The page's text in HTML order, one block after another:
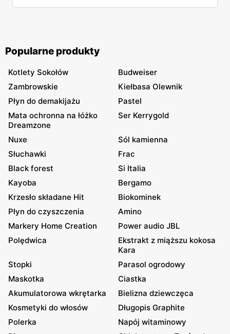
kupić w niskiej cenie w jednym ze znanych marketów
Popularne produkty
Kotlety Sokołów
Budweiser
Zambrowskie
Kiełbasa Olewnik
Płyn do demakijażu
Pastel
Mata ochronna na łóżko
Dreamzone
Ser Kerrygold
Nuxe
Sól kamienna
Słuchawki
Frac
Black forest
Si Italia
Kayoba
Bergamo
Krzesło składane Hit
Biokominek
Płyn do czyszczenia
Amino
Markery Home Creation
Power audio JBL
Polędwica
Ekstrakt z miąższu kokosa
Kara
Stopki
Parasol ogrodowy
Maskotka
Ciastka
Akumulatorowa wkrętarka
Bielizna dziewczęca
Kosmetyki do włosów
Długopis Graphite
Polerka
Napój witaminowy